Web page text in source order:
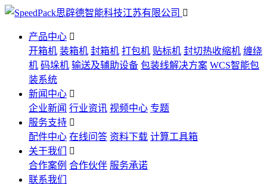

产品中心 
开箱机 装箱机 封箱机 打包机 贴标机 封切热收缩机 缠绕
机 码垛机 输送及辅助设备 包装线解决方案 WCS智能包
装系统
新闻中心 
企业新闻 行业资讯 视频中心 专题
服务支持 
配件中心 在线问答 资料下载 计算工具箱
关于我们

合作案例 合作伙伴 服务承诺
联系我们